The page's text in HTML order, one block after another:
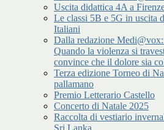
Uscita didattica 4A a
Le classi 5B e 5G in uscita
Italiani
Dalla redazione
Quando la violenza si
convince che il dolore sia
Terza edizione Torneo di
pallamano
Premio Letterario Castello
Concerto di Natale 2025
Raccolta di vestiario